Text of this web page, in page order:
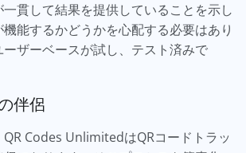
貫して結果を提供していることを示し
能するかどうかを心配する必要はあり
ーザーベースが試し、テスト済みで
伴侶
Codes UnlimitedはQRコードトラッ